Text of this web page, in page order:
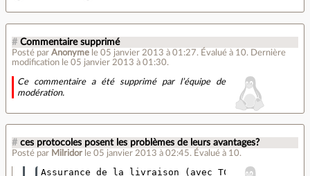
# Commentaire supprimé
Posté par Anonyme le 05 janvier 2013 à 01:27. Évalué à 10. Dernière
modification le 05 janvier 2013 à 01:30.
Ce commentaire a été supprimé par l’équipe de
modération.
# ces protocoles posent les problèmes de leurs avantages?
Posté par Milridor le 05 janvier 2013 à 02:45. Évalué à 10.